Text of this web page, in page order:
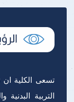
تسعى الكلية ان
التربية